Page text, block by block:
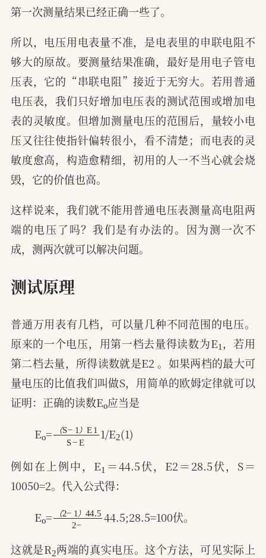
第一次测量结果已经正确一些了。
所以，电压用电表量不准，是电表里的申联电阻不
够大的原故。要测量结果准确，最好是用电子管电
压表，它的“串联电阻”接近于无穷大。若用普通
电压表，我们只好增加电压表的测试范围或增加电
表的灵敏度。但增加测量电压的范围后，量较小电
压又往往使指针偏转很小，看不清楚；而电表的灵
敏度愈高，构造愈精细，初用的人一不当心就会烧
毁，它的价值也高。
这样说来，我们就不能用普通电压表测量高电阻两
端的电压了吗？我们是有办法的。因为测一次不
成，测两次就可以解决问题。
测试原理
普通万用表有几档，可以量几种不同范围的电压。
原来的一个电压，用第一档去量得读数为E1，若用
第二档去量，所得读数就是E2 。如果两档的最大可
量电压的比值我们叫做S，用简单的欧姆定律就可以
证明：正确的读数Eo应当是
E = （ ）
（S −1 ）
1S −E 1/E (1)
例如在上例中，E ＝44.5伏，E2＝28.5伏，S＝
10050=2。代入公式得：
E = （ ）
（ 2− 1）
44.52 − 44.5;28.5=100伏。
这就是R 2两端的真实电压。这个方法，可见实际上